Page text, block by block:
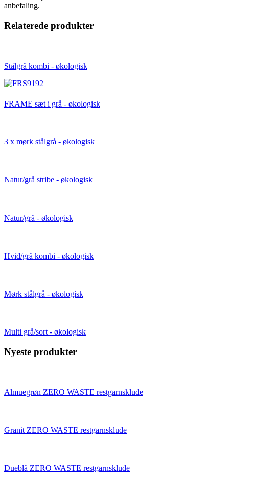
anbefaling.
Relaterede produkter
Stålgrå kombi - økologisk
FRAME sæt i grå - økologisk
3 x mørk stålgrå - økologisk
Natur/grå stribe - økologisk
Natur/grå - økologisk
Hvid/grå kombi - økologisk
Mørk stålgrå - økologisk
Multi grå/sort - økologisk
Nyeste produkter
Almuegrøn ZERO WASTE restgarnsklude
Granit ZERO WASTE restgarnsklude
Dueblå ZERO WASTE restgarnsklude